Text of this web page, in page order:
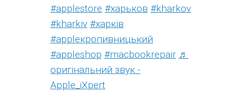
#applestore #харьков #kharkov
#kharkiv #харків
#appleкропивницький
#appleshop #macbookrepair ♬
оригінальний звук -
Apple_iXpert